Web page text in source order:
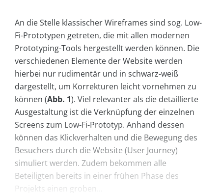
An die Stelle klassischer Wireframes sind sog. Low-
Fi-Prototypen getreten, die mit allen modernen
Prototyping-Tools hergestellt werden können. Die
verschiedenen Elemente der Website werden
hierbei nur rudimentär und in schwarz-weiß
dargestellt, um Korrekturen leicht vornehmen zu
können (Abb. 1). Viel relevanter als die detaillierte
Ausgestaltung ist die Verknüpfung der einzelnen
Screens zum Low-Fi-Prototyp. Anhand dessen
können das Klickverhalten und die Bewegung des
Besuchers durch die Website (User Journey)
simuliert werden. Zudem bekommen alle
Beteiligten bereits in einer frühen Phase des
Projekts einen groben...